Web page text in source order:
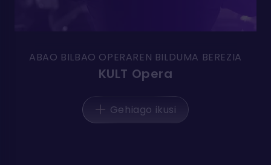
ABAO BILBAO OPERAREN BILDUMA BEREZIA
KULT Opera
Gehiago ikusi